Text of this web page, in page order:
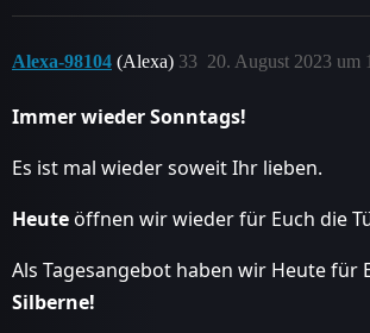
Alexa-98104 (Alexa) 20. August 2023 um
33
Immer wieder Sonntags!
Es ist mal wieder soweit Ihr lieben.
Heuteöffnen wir wieder für Euch die
Als Tagesangebot haben wir Heute für
Silberne!